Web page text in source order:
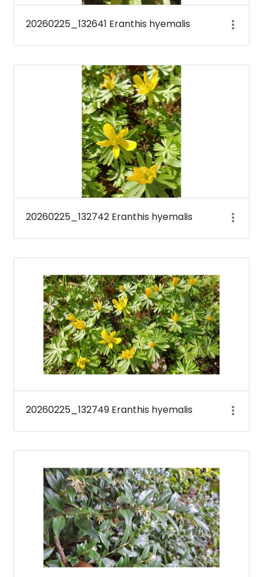
20260225_132641 Eranthis hyemalis
20260225_132742 Eranthis hyemalis
20260225_132749 Eranthis hyemalis